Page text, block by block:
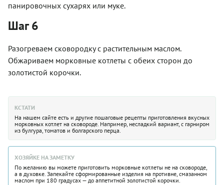
панировочных сухарях или муке.
Шаг 6
Разогреваем сковородку с растительным маслом.
Обжариваем морковные котлеты с обеих сторон до
золотистой корочки.
КСТАТИ
На нашем сайте есть и другие пошаговые рецепты приготовления вкусных
морковных котлет на сковороде. Например, несладкий вариант, с гарниром
из булгура, томатов и болгарского перца.
ХОЗЯЙКЕ НА ЗАМЕТКУ
По желанию вы можете приготовить морковные котлеты не на сковороде,
а в духовке. Запекайте сформированные изделия на противне, смазанном
маслом при 180 градусах — до аппетитной золотистой корочки.